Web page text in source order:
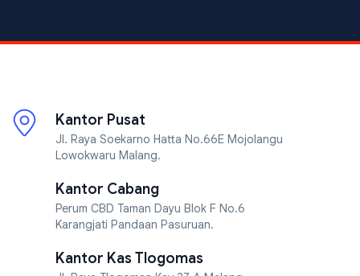
Kantor Pusat
Jl. Raya Soekarno Hatta No.66E Mojolangu
Lowokwaru Malang.
Kantor Cabang
Perum CBD Taman Dayu Blok F No.6
Karangjati Pandaan Pasuruan.
Kantor Kas Tlogomas